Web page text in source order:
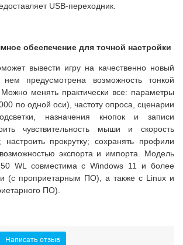
USB-переходник.
обеспечение для точной настройки
вывести игру на качественно новый
предусмотрена возможность тонкой
Можно менять практически все: параметры
по одной оси), частоту опроса, сценарии
назначения кнопок и записи
чувствительность мыши и скорость
настроить прокрутку;сохранять профили
экспорта и импорта. Модель
WL совместима с Windows 11 и более
(с проприетарным ПО), а также с Linux и
ПО).
Написать отзыв